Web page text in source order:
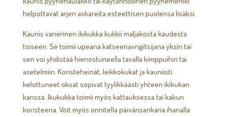
helpottavat arjen askareita esteettisen puolensa lisäksi.
Kaunis vanerinen ikikukka kukkii maljakosta kaudesta
toiseen. Se toimii upeana katseenavngitsijana yksin tai
sen voi yhdistää hienostuneella tavalla kimppuihin tai
asetelmiin. Koristeheinät, leikkokukat ja kauniisti
kelottuneet oksat sopivat tyylikkäästi yhteen ikikukan
kanssa. Ikukukka toimii myös kattauksessa tai kakun
koristeena. Voit myös onnitella päivänsankaria ihanalla